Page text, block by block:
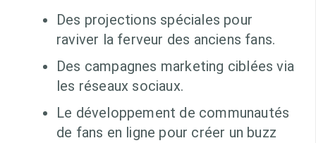
Des projections spéciales pour
raviver la ferveur des anciens fans.
Des campagnes marketing ciblées via
les réseaux sociaux.
Le développement de communautés
de fans en ligne pour créer un buzz